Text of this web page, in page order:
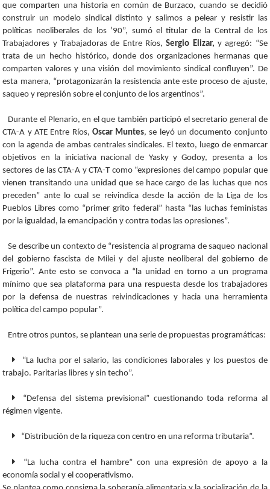
que comparten una historia en común de Burzaco, cuando se decidió
construir un modelo sindical distinto y salimos a pelear y resistir las
políticas neoliberales de los ’90”, sumó el titular de la Central de los
Trabajadores y Trabajadoras de Entre Ríos,Sergio Elizar, y agregó: “Se
trata de un hecho histórico, donde dos organizaciones hermanas que
comparten valores y una visión del movimiento sindical confluyen”. De
esta manera, “protagonizarán la resistencia ante este proceso de ajuste,
saqueo y represión sobre el conjunto de los argentinos”.
Durante el Plenario, en el que también participó el secretario general de
CTA-A y ATE Entre Ríos, Oscar Muntes, se leyó un documento conjunto
con la agenda de ambas centrales sindicales. El texto, luego de enmarcar
objetivos en la iniciativa nacional de Yasky y Godoy, presenta a los
sectores de las CTA-A y CTA-T como “expresiones del campo popular que
vienen transitando una unidad que se hace cargo de las luchas que nos
preceden” ante lo cual se reivindica desde la acción de la Liga de los
Pueblos Libres como “primer grito federal” hasta “las luchas feministas
por la igualdad, la emancipación y contra todas las opresiones”.
Se describe un contexto de “resistencia al programa de saqueo nacional
del gobierno fascista de Milei y del ajuste neoliberal del gobierno de
Frigerio”. Ante esto se convoca a “la unidad en torno a un programa
mínimo que sea plataforma para una respuesta desde los trabajadores
por la defensa de nuestras reivindicaciones y hacia una herramienta
política del campo popular”.
Entre otros puntos, se plantean una serie de propuestas programáticas:
“La lucha por el salario, las condiciones laborales y los puestos de
trabajo. Paritarias libres y sin techo”.
“Defensa del sistema previsional” cuestionando toda reforma al
régimen vigente.
“Distribución de la riqueza con centro en una reforma tributaria”.
“La lucha contra el hambre” con una expresión de apoyo a la
economía social y el cooperativismo.